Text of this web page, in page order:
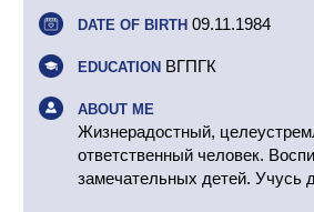
DATE OF BIRTH 09.11.1984
EDUCATION ВГПГК
ABOUT ME
Жизнерадостный,
ответственный человек.
замечательных детей. Учусь